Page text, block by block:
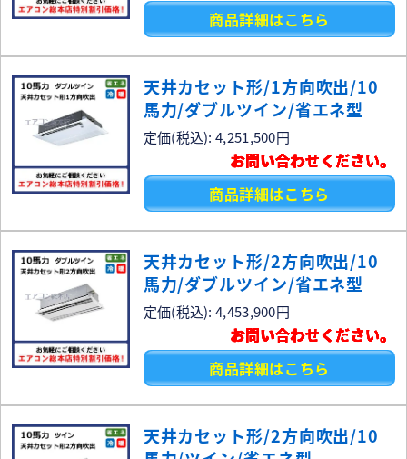
商品詳細はこちら
天井カセット形/1方向吹出/10
馬力/ダブルツイン/省エネ型
定価(税込): 4,251,500円
お問い合わせください。
商品詳細はこちら
天井カセット形/2方向吹出/10
馬力/ダブルツイン/省エネ型
定価(税込): 4,453,900円
お問い合わせください。
商品詳細はこちら
天井カセット形/2方向吹出/10